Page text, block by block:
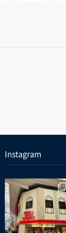
Instagram